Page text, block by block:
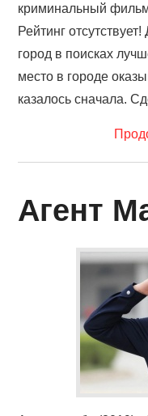
криминальный
Рейтинг
город в поисках
место в городе
казалось сначала.
Агент